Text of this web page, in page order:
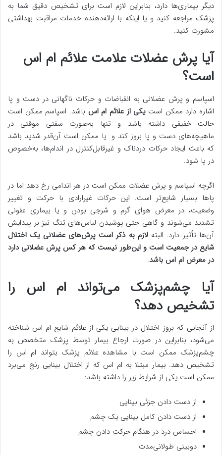
دیگر بیماری‌ها دارد، بنابراین لازم است برای تشخیص دقیق شما به
پزشک مراجعه کنید و یا اینکه با ارائه‌دهنده خدمات مراقبت بهداشتی
مشورت کنید.
آیا پرش عضلات علامت علائم ام اس
است؟
اسپاسم و پرش عضلانی به انقباضات و حرکات ناگهانی در دست و پا
اشاره دارد ممکن استیکی از علائم ام اس باشد. اسپاسم ممکن است
حالت خفیفی داشته باشد و تنها به‌صورت سفتی موقتی در
ماهیچه‌های دست و پا بروز کند و یا ممکن است آن‌قدر شدید باشد
که باعث ایجاد حرکات دردناک و غیرقابل‌کنترل در اندام‌ها، به‌خصوص
در پا شود.
اگرچه اسپاسم و پرش عضلات ممکن است در هر اندامی رخ دهد اما در
پاها بسیار شایع‌تر است. این حرکات غیرارادی با حرکت و تغییر
وضعیت، در معرض هوای گرم و شرجی بودن و یا بیماری عفونی
تشدید می‌شوند و گاهی حتی پوشیدن لباس‌های تنگ نیز بر پیدایش
آن‌ها تأثیر دارد. البتهلازم به ذکر است پرش‌های عضلانی یک اختلال
شایع در جمعیت است و این‌طور نیست که هر کس پرش عضلانی دارد
در معرض ام اس باشد.
آیا چشم‌پزشک می‌تواند ام اس را
تشخیص دهد؟
از آنجایی که بروز اختلال در بینایی یکی از علائم شایع ام اس شناخته
می‌شود، بنابراین در صورت ارجاع بیمار توسط پزشک متخصص به
چشم‌پزشک ممکن است با مشاهده علائم پزشک بتواند ام اس را
تشخیص دهد. بیمار مبتلا به ام اس که از اختلال بینایی رنج می‌برد
ممکن است یکی از شرایط زیر را داشته باشد:
از دست دادن جزئی بینایی
از دست دادن کامل بینایی یک چشم
احساس درد در هنگام حرکت دادن چشم
دوبینی طولانی‌مدت